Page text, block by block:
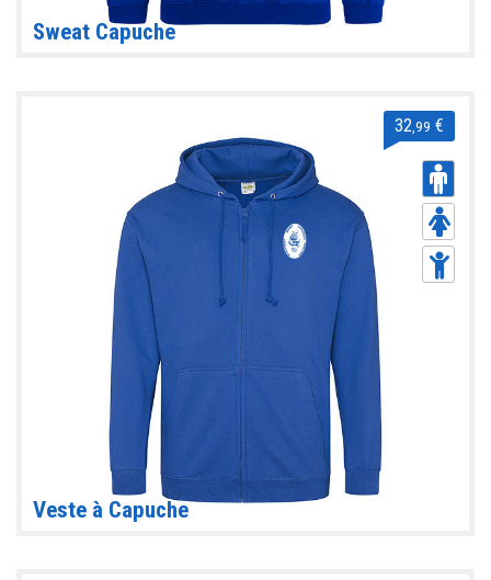
Sweat Capuche
32 ,99 €
Veste à Capuche